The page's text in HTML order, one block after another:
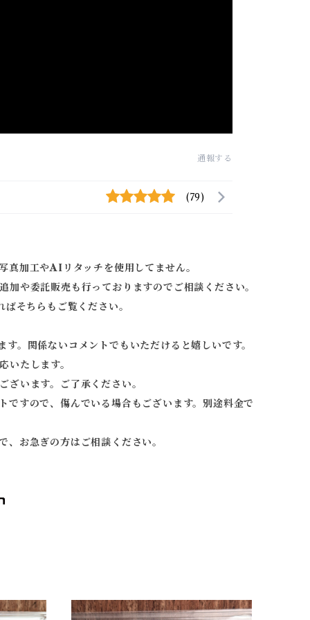
通報する
(79)
真加工やAIリタッチを使用してません。
や委託販売も行っておりますのでご相談ください。
そちらもご覧ください。
。関係ないコメントでもいただけると嬉しいです。
いたします。
います。ご了承ください。
ですので、傷んでいる場合もございます。別途料金で
お急ぎの方はご相談ください。